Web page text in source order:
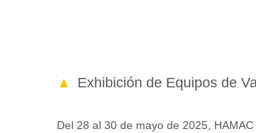
Exhibición de Equipos de
Del 28 al 30 de mayo de 2025,